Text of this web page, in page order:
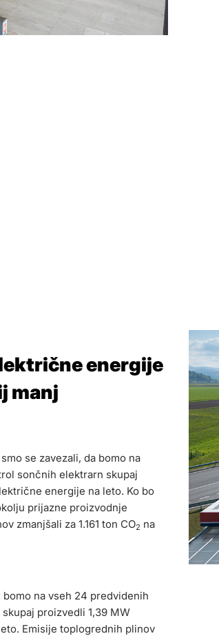
energije
manj
se zavezali, da bomo na
sončnih elektrarn skupaj
energije na leto. Ko bo
prijazne proizvodnje
zmanjšali za 1.161 ton CO2 na
na vseh 24 predvidenih
proizvedli 1,39 MW
Emisije toplogrednih plinov